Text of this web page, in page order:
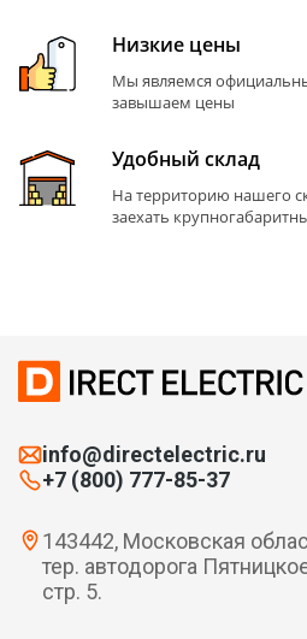
Низкие цены
Мы являемся
завышаем цены
Удобный склад
На территорию нашего
заехать
info@directelectric.ru
+7 (800) 777-85-37
143442, Московская
тер. автодорога
стр. 5.